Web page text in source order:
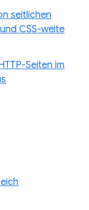
seitlichen
CSS-weite
Seiten im